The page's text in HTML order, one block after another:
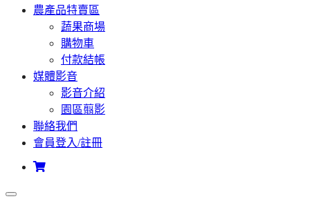
農產品特賣區
蔬果商場
購物車
付款結帳
媒體影音
影音介紹
園區翦影
聯絡我們
會員登入/註冊